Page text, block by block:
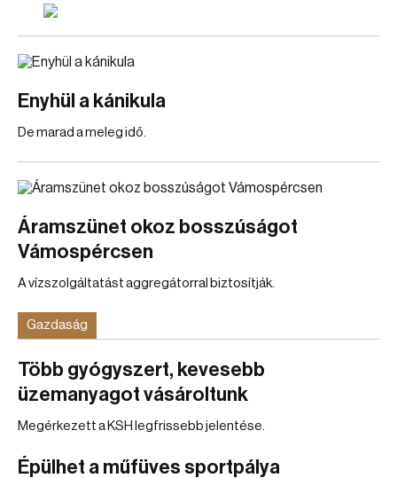
Enyhül a kánikula
De marad a meleg idő.
Áramszünet okoz bosszúságot
Vámospércsen
A vízszolgáltatást aggregátorral biztosítják.
Gazdaság
Több gyógyszert, kevesebb
üzemanyagot vásároltunk
Megérkezett a KSH legfrissebb jelentése.
Épülhet a műfüves sportpálya